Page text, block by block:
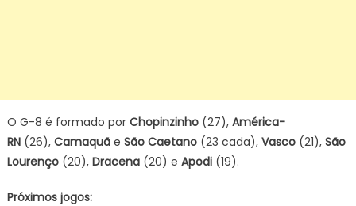
O G-8 é formado por Chopinzinho(27), América-
RN(26), Camaquãe São Caetano(23 cada), Vasco(21), São
Lourenço(20), Dracena(20) e Apodi(19).
Próximos jogos: